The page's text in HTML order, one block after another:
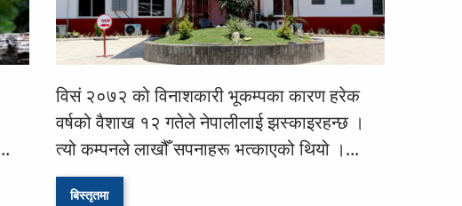
विसं २०७२ को विनाशकारी भूकम्पका कारण हरेक
वर्षको वैशाख १२ गतेले नेपालीलाई झस्काइरहन्छ ।
त्यो कम्पनले लाखौँ सपनाहरू भत्काएको थियो ।...
बिस्तृतमा